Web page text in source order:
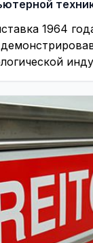
1964